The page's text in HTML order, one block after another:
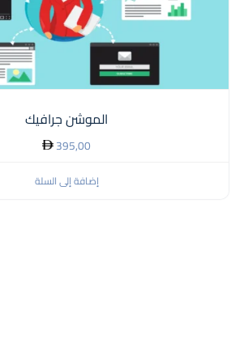
الموشن جرافيك
395,00
إضافة إلى السلة